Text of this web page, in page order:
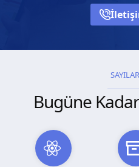
Bugüne